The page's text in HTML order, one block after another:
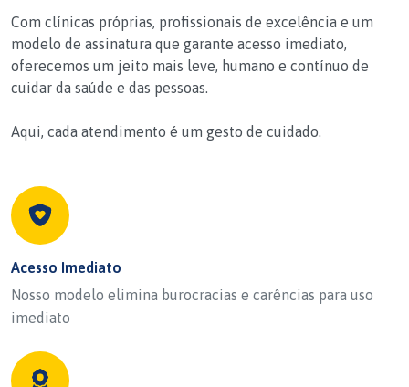
Com clínicas próprias, profissionais de excelência e um
modelo de assinatura que garante acesso imediato,
oferecemos um jeito mais leve, humano e contínuo de
cuidar da saúde e das pessoas.
Aqui, cada atendimento é um gesto de cuidado.
Acesso Imediato
Nosso modelo elimina burocracias e carências para uso
imediato